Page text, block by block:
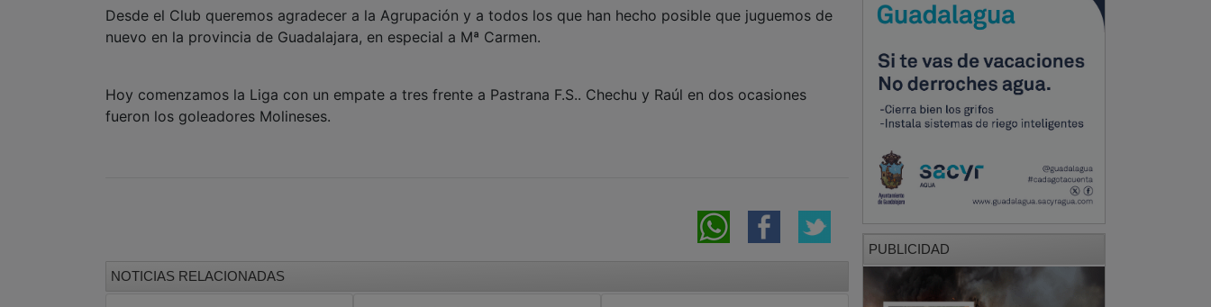
Desde el Club queremos agradecer a la Agrupación y a todos los que han hecho posible que juguemos de
nuevo en la provincia de Guadalajara, en especial a Mª Carmen.
Hoy comenzamos la Liga con un empate a tres frente a Pastrana F.S.. Chechu y Raúl en dos ocasiones
fueron los goleadores Molineses.
NOTICIAS RELACIONADAS
PUBLICIDAD